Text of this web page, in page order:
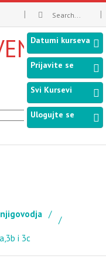
i 3c
Datumi kurseva
Prijavite se
Svi Kursevi
Ulogujte se